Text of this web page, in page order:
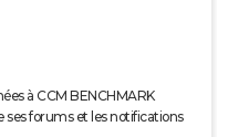
à CCM BENCHMARK
ses forums et les notifications